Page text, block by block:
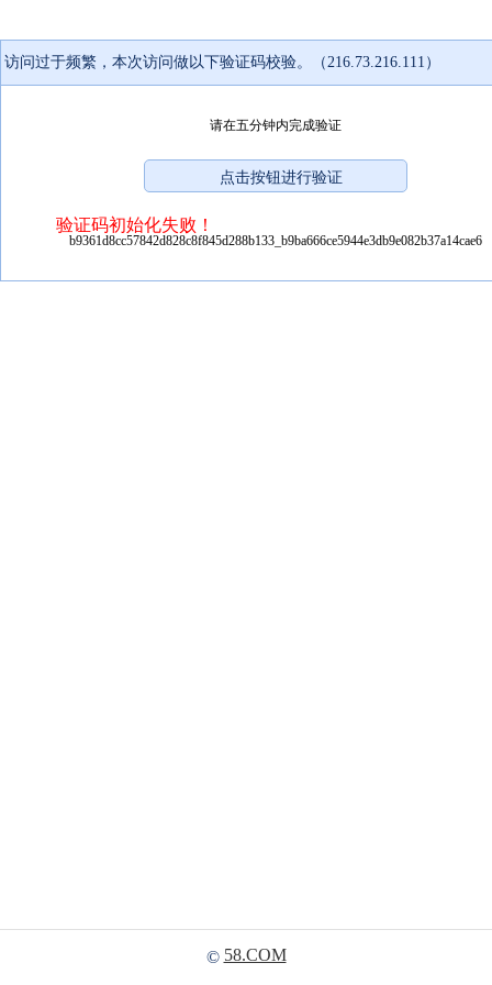
访问过于频繁，本次访问做以下验证码校验。（216.73.216.111）
请在五分钟内完成验证
验证码初始化失败！
b9361d8cc57842d828c8f845d288b133_b9ba666ce5944e3db9e082b37a14cae6
© 58.COM